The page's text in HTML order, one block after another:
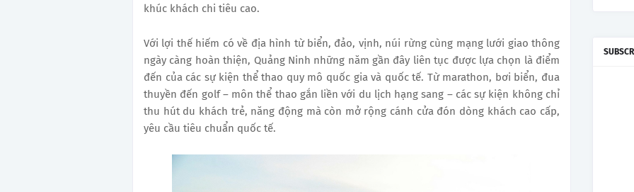
khúc khách chi tiêu cao.
Với lợi thế hiếm có về địa hình từ biển, đảo, vịnh, núi rừng cùng mạng lưới giao thông
ngày càng hoàn thiện, Quảng Ninh những năm gần đây liên tục được lựa chọn là điểm
đến của các sự kiện thể thao quy mô quốc gia và quốc tế. Từ marathon, bơi biển, đua
thuyền đến golf – môn thể thao gắn liền với du lịch hạng sang – các sự kiện không chỉ
thu hút du khách trẻ, năng động mà còn mở rộng cánh cửa đón dòng khách cao cấp,
yêu cầu tiêu chuẩn quốc tế.